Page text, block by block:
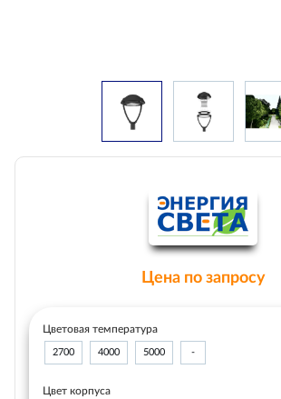
Цена по запросу
Цветовая температура
2700 4000 5000 -
Цвет корпуса